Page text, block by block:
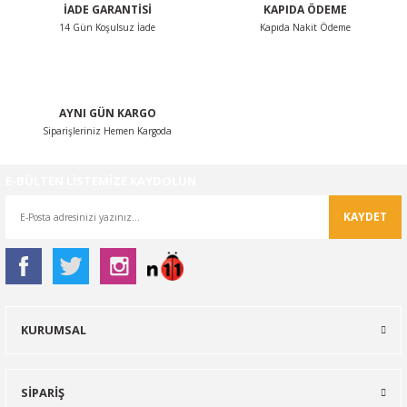
İADE GARANTİSİ
14 Gün Koşulsuz İade
KAPIDA ÖDEME
Kapıda Nakit Ödeme
AYNI GÜN KARGO
Siparişleriniz Hemen Kargoda
KAYDET
KURUMSAL
SİPARİŞ